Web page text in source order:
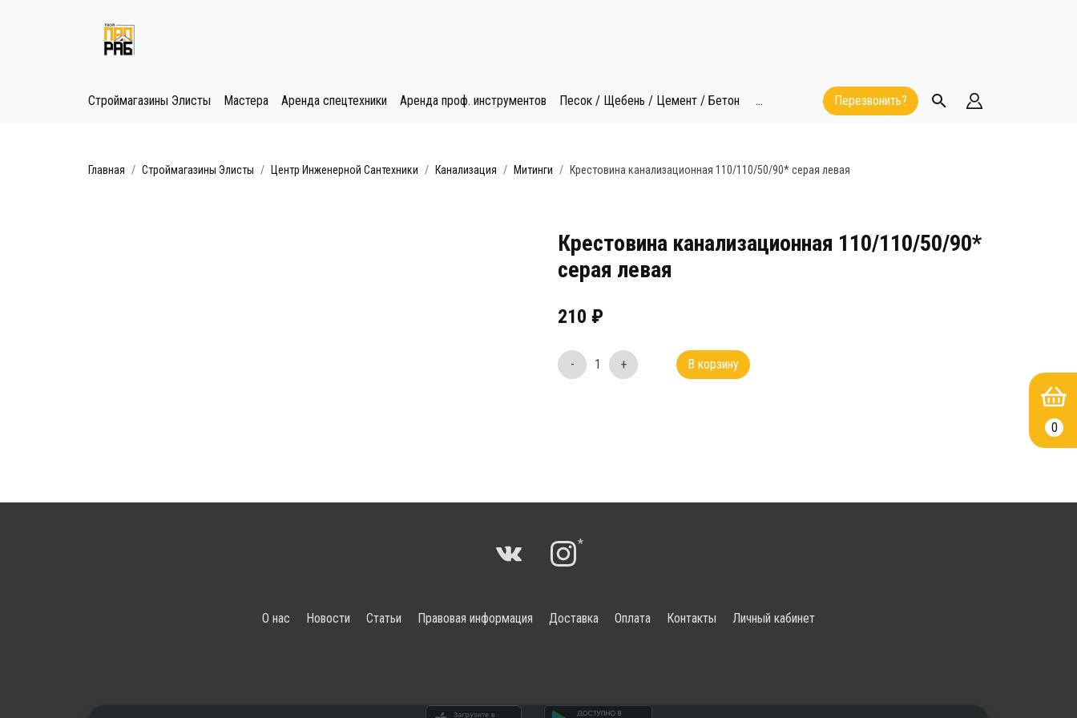
Строймагазины Элисты Мастера Аренда спецтехники Аренда проф. инструментов Песок / Щебень / Цемент / Бетон ... Перезвонить?
Главная Строймагазины Элисты Центр Инженерной Сантехники Канализация Митинги Крестовина канализационная 110/110/50/90* серая левая
Крестовина канализационная 110/110/50/90*
серая левая
210 ₽
- 1 + В корзину
*
О нас Новости Статьи Правовая информация Доставка Оплата Контакты Личный кабинет
0